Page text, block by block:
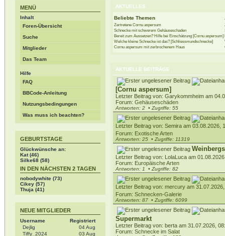
MENÜ
Inhalt
Foren-Übersicht
Suche
Mitglieder
Das Team
Hilfe
FAQ
BBCode-Anleitung
Nutzungsbedingungen
Was muss ich beachten?
GEBURTSTAGE
Glückwünsche an:
Kat (46)
Silke68 (58)
IN DEN NÄCHSTEN 2 TAGEN
nobodywhite(73)
Cikey(57)
Thuja (41)
NEUE MITGLIEDER
Username
Registriert
Dejlig
04 Aug
Tiffy_2024
03 Aug
AKTUELLES
Beliebte Themen
Zertretene Cornu aspersum
Schnecke mit schwerem Gehäuseschaden
Bereit zum Aussetzen? Hilfe bei Einschätzung [Cornu aspersum]
Welche kleine Schnecke ist das? [Schliessmundschnecke]
Cornu aspersum mit zerbrochenem Haus
AKTUELLE BEITRÄGE
[Cornu aspersum]
Letzter Beitrag von: Garykommheim am
Forum: Gehäuseschäden
Antworten: 2 • Zugriffe: 55
Letzter Beitrag von: Semira am 03.08.2026,
Forum: Exotische Arten
Antworten: 25 • Zugriffe: 11319
Letzter Beitrag von: LolaLuca am
Forum: Europäische Arten
Antworten: 1 • Zugriffe: 82
Letzter Beitrag von: mercury am
Forum: Schnecken-Galerie
Antworten: 87 • Zugriffe: 6099
Supermarkt
Letzter Beitrag von: berta am 31.07.2026,
Forum: Schnecke im Salat